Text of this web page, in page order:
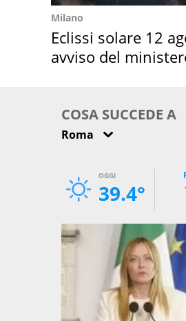
Milano
Eclissi solare 12
avviso del